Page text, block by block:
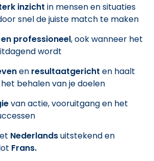
inzicht in mensen en situaties
snel de juiste match te maken
professioneel, ook wanneer het
wordt
en resultaatgericht en haalt
behalen van je doelen
van actie, vooruitgang en het
Nederlandsuitstekend en
Frans.